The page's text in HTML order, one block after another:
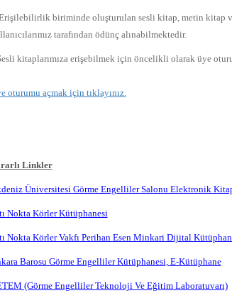
biriminde oluşturulan sesli kitap, metin kitap
tarafından ödünç alınabilmektedir.
kitaplarımıza erişebilmek için öncelikli olarak üye
oturumu açmak için tıklayınız.
Linkler
Üniversitesi Görme Engelliler Salonu Elektronik
Nokta Körler Kütüphanesi
Nokta Körler Vakfı Perihan Esen Minkari Dijital
Barosu Görme Engelliler Kütüphanesi, E-Kütüphane
(Görme Engelliler Teknoloji Ve Eğitim Laboratuvarı)